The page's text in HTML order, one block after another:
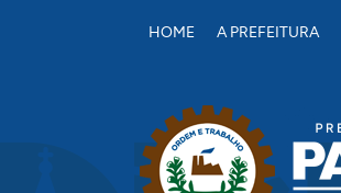
HOME A PREFEITURA